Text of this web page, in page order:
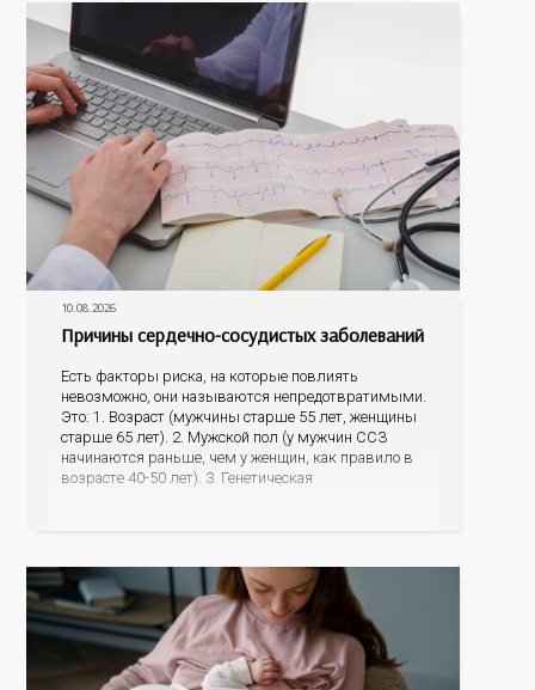
10.08.2026
Причины сердечно-сосудистых заболеваний
Есть факторы риска, на которые повлиять
невозможно, они называются непредотвратимыми.
Это: 1. Возраст (мужчины старше 55 лет, женщины
старше 65 лет). 2. Мужской пол (у мужчин ССЗ
начинаются раньше, чем у женщин, как правило в
возрасте 40-50 лет). 3. Генетическая